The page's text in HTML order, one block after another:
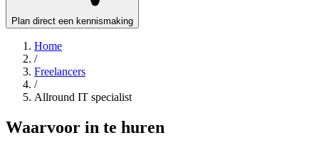
Plan direct een kennismaking
Home
/
Freelancers
/
Allround IT specialist
Waarvoor in te huren